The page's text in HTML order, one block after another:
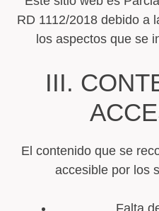
RD 1112/2018 debido a
los aspectos que se
III.
El contenido que se
accesible por los